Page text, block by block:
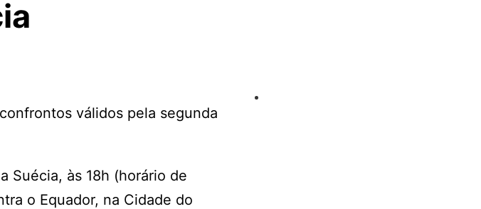
válidos pela segunda
Suécia, às 18h (horário de
o Equador, na Cidade do